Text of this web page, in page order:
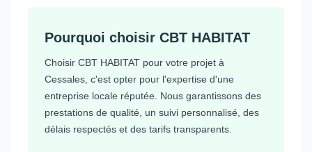
Pourquoi choisir CBT HABITAT
Choisir CBT HABITAT pour votre projet à
Cessales, c'est opter pour l'expertise d'une
entreprise locale réputée. Nous garantissons des
prestations de qualité, un suivi personnalisé, des
délais respectés et des tarifs transparents.